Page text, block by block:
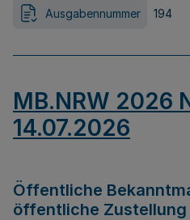
Ausgabennummer 194
MB.NRW 2026
14.07.2026
Öffentliche
öffentliche Zustellung